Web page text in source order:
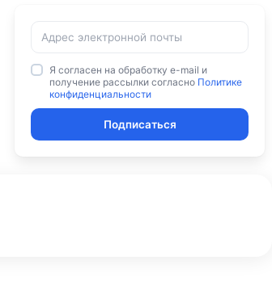
Я согласен на обработку e-mail и
получение рассылки согласно Политике
конфиденциальности
Подписаться